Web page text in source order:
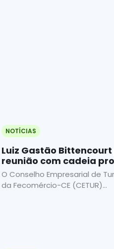
NOTÍCIAS
Luiz Gastão
reunião com cadeia
Turismo
O Conselho Empresarial de
da Fecomércio-CE (CETUR)...